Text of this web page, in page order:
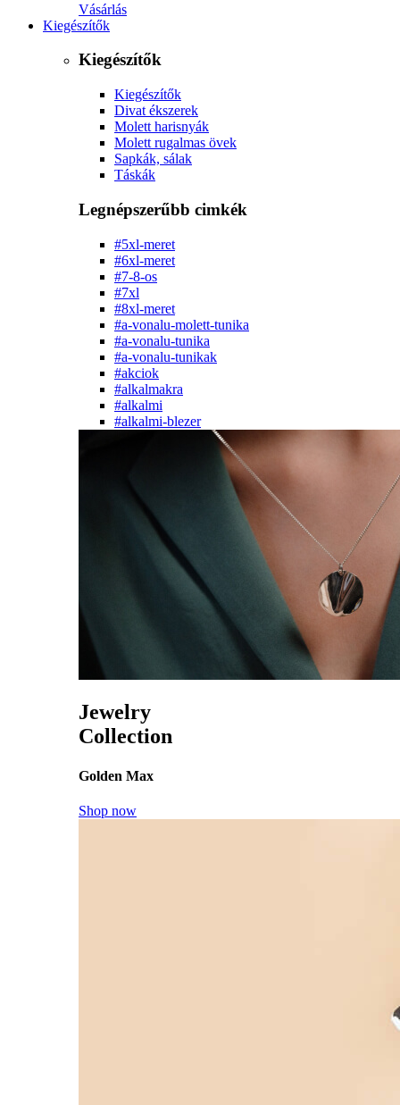
Vásárlás
Kiegészítők
Kiegészítők
Kiegészítők
Divat ékszerek
Molett harisnyák
Molett rugalmas övek
Sapkák, sálak
Táskák
Legnépszerűbb cimkék
#5xl-meret
#6xl-meret
#7-8-os
#7xl
#8xl-meret
#a-vonalu-molett-tunika
#a-vonalu-tunika
#a-vonalu-tunikak
#akciok
#alkalmakra
#alkalmi
#alkalmi-blezer
Jewelry
Collection
Golden Max
Shop now